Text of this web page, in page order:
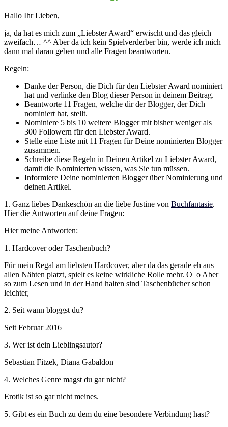
Hallo Ihr Lieben,
ja, da hat es mich zum „Liebster Award“ erwischt und das gleich
zweifach… ^^ Aber da ich kein Spielverderber bin, werde ich mich
dann mal daran geben und alle Fragen beantworten.
Regeln:
Danke der Person, die Dich für den Liebster Award nominiert
hat und verlinke den Blog dieser Person in deinem Beitrag.
Beantworte 11 Fragen, welche dir der Blogger, der Dich
nominiert hat, stellt.
Nominiere 5 bis 10 weitere Blogger mit bisher weniger als
300 Followern für den Liebster Award.
Stelle eine Liste mit 11 Fragen für Deine nominierten Blogger
zusammen.
Schreibe diese Regeln in Deinen Artikel zu Liebster Award,
damit die Nominierten wissen, was Sie tun müssen.
Informiere Deine nominierten Blogger über Nominierung und
deinen Artikel.
1. Ganz liebes Dankeschön an die liebe Justine von Buchfantasie.
Hier die Antworten auf deine Fragen:
Hier meine Antworten:
1. Hardcover oder Taschenbuch?
Für mein Regal am liebsten Hardcover, aber da das gerade eh aus
allen Nähten platzt, spielt es keine wirkliche Rolle mehr. O_o Aber
so zum Lesen und in der Hand halten sind Taschenbücher schon
leichter,
2. Seit wann bloggst du?
Seit Februar 2016
3. Wer ist dein Lieblingsautor?
Sebastian Fitzek, Diana Gabaldon
4. Welches Genre magst du gar nicht?
Erotik ist so gar nicht meines.
5. Gibt es ein Buch zu dem du eine besondere Verbindung hast?